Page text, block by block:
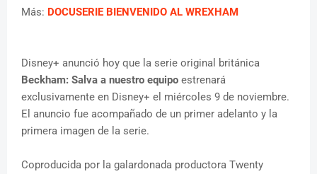
Más: DOCUSERIE BIENVENIDO AL WREXHAM
Disney+ anunció hoy que la serie original británica
Beckham: Salva a nuestro equipo estrenará
exclusivamente en Disney+ el miércoles 9 de noviembre.
El anuncio fue acompañado de un primer adelanto y la
primera imagen de la serie.
Coproducida por la galardonada productora Twenty